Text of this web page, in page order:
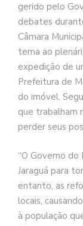
gerido pelo
debates
Câmara
tema ao
expedição de
Prefeitura de
do imóvel.
que trabalham
perder seus
“O Governo
Jaraguá para
entanto, as
locais,
à população